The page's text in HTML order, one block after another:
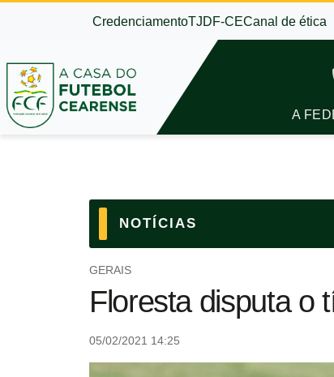
CredenciamentoTJDF-CECanal de ética
A
NOTÍCIAS
GERAIS
Floresta disputa o
05/02/2021 14:25